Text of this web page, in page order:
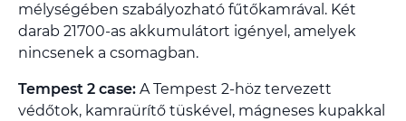
mélységében szabályozható fűtőkamrával. Két
darab 21700-as akkumulátort igényel, amelyek
nincsenek a csomagban.
Tempest 2 case: A Tempest 2-höz tervezett
védőtok, kamraürítő tüskével, mágneses kupakkal